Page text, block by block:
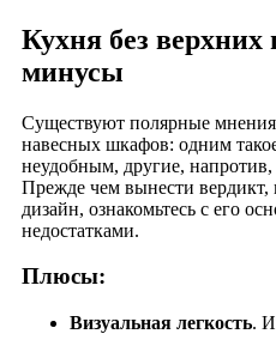
Кухня без
минусы
Существуют полярные мнения
навесных шкафов: одним
неудобным, другие,
Прежде чем вынести вердикт,
дизайн, ознакомьтесь с его
недостатками.
Плюсы:
Визуальная легкость.